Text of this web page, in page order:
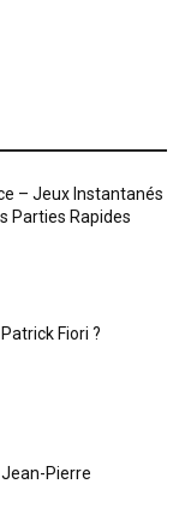
– Jeux Instantanés
Parties Rapides
Fiori ?
Pierre